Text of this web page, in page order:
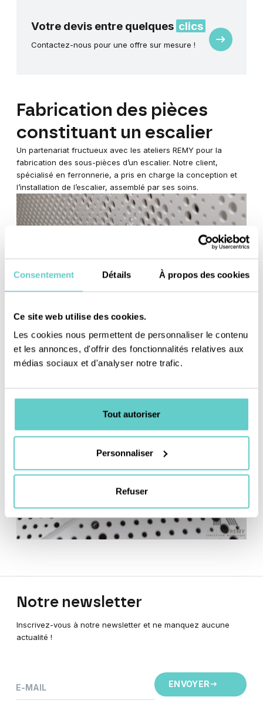
Consentement Détails À propos des cookies
Ce site web utilise des cookies.
Les cookies nous permettent de personnaliser le contenu
et les annonces, d'offrir des fonctionnalités relatives aux
médias sociaux et d'analyser notre trafic.
Tout autoriser
Personnaliser
Refuser
Votre devis entre quelques clics
Contactez-nous pour une offre sur mesure !
Demande
de
Fabrication des pièces
constituant un escalier
Un partenariat fructueux avec les ateliers REMY pour la
fabrication des sous-pièces d’un escalier. Notre client,
spécialisé en ferronnerie, a pris en charge la conception et
l’installation de l’escalier, assemblé par ses soins.
Notre newsletter
Inscrivez-vous à notre newsletter et ne manquez aucune
actualité !
E-MAIL ENVOYER